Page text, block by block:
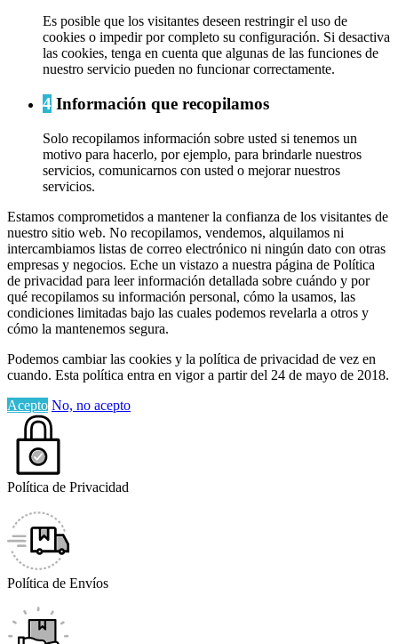
Es posible que los visitantes deseen restringir el uso de
cookies o impedir por completo su configuración. Si desactiva
las cookies, tenga en cuenta que algunas de las funciones de
nuestro servicio pueden no funcionar correctamente.
4 Información que recopilamos
Solo recopilamos información sobre usted si tenemos un
motivo para hacerlo, por ejemplo, para brindarle nuestros
servicios, comunicarnos con usted o mejorar nuestros
servicios.
Estamos comprometidos a mantener la confianza de los visitantes de
nuestro sitio web. No recopilamos, vendemos, alquilamos ni
intercambiamos listas de correo electrónico ni ningún dato con otras
empresas y negocios. Eche un vistazo a nuestra página de Política
de privacidad para leer información detallada sobre cuándo y por
qué recopilamos su información personal, cómo la usamos, las
condiciones limitadas bajo las cuales podemos revelarla a otros y
cómo la mantenemos segura.
Podemos cambiar las cookies y la política de privacidad de vez en
cuando. Esta política entra en vigor a partir del 24 de mayo de 2018.
Acepto No, no acepto
Política de Privacidad
Política de Envíos